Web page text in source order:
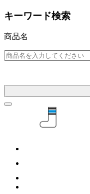
キーワード検索
商品名